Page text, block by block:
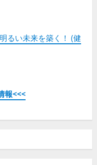
るい未来を築く！ (健
報<<<